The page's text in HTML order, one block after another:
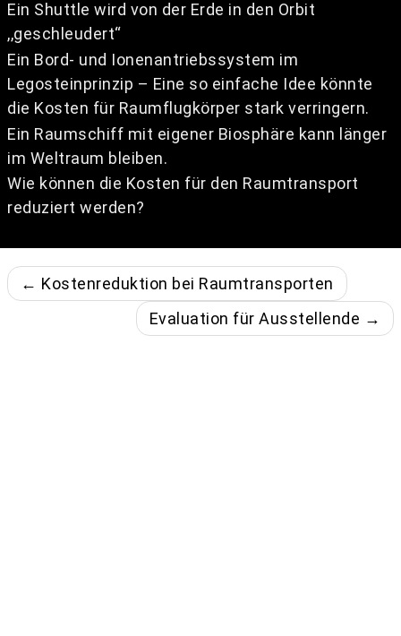
Ein Shuttle wird von der Erde in den Orbit
,,geschleudert“
Ein Bord- und Ionenantriebssystem im
Legosteinprinzip – Eine so einfache Idee könnte
die Kosten für Raumflugkörper stark verringern.
Ein Raumschiff mit eigener Biosphäre kann länger
im Weltraum bleiben.
Wie können die Kosten für den Raumtransport
reduziert werden?
← Kostenreduktion bei Raumtransporten
Evaluation für Ausstellende →